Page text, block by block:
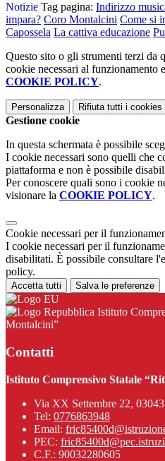
Notizie Tag pagina: Indirizzo
impara? Coro Montalcini Come si
Capossela La cattiva educazione
Questo sito o gli strumenti terzi da
cookie necessari al
COOKIE POLICY.
Personalizza Rifiuta tutti i cookies
Gestione cookie
In questa schermata è possibile
I cookie necessari sono quelli che
piattaforma e non è possibile
Per conoscere quali sono i cookie
visionare la COOKIE POLICY.
Cookie necessari per il
I cookie necessari per il
disabilitati. È possibile consultare
policy.
Accetta tutti Salva le preferenze
Istituto
Montalcini”
Contatti
Istituto Comprensivo Statale
Via XX Settembre 22,
Tel: 0776863948
Email:
PEC:
C.F.: 90032280605